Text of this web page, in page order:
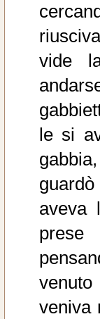
vide
le si
aveva
venuto
veniva